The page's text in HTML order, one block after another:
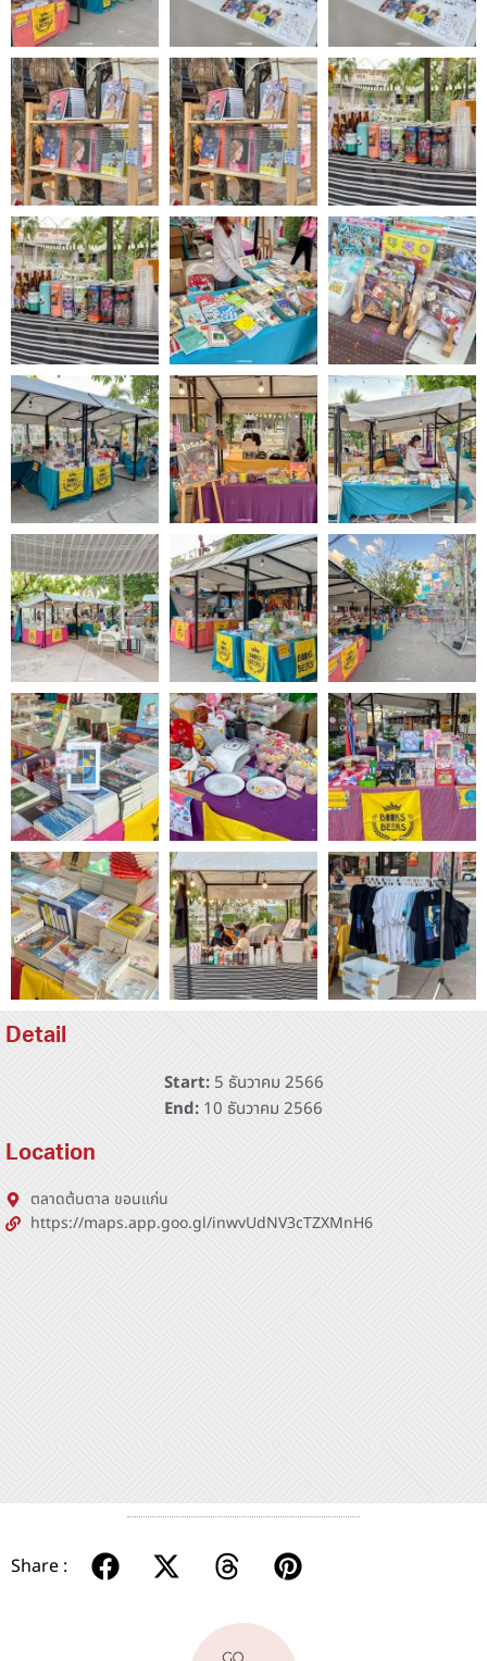
Detail
Start: 5 ธันวาคม 2566
End: 10 ธันวาคม 2566
Location
ตลาดต้นตาล ขอนแก่น
https://maps.app.goo.gl/inwvUdNV3cTZXMnH6
Share :